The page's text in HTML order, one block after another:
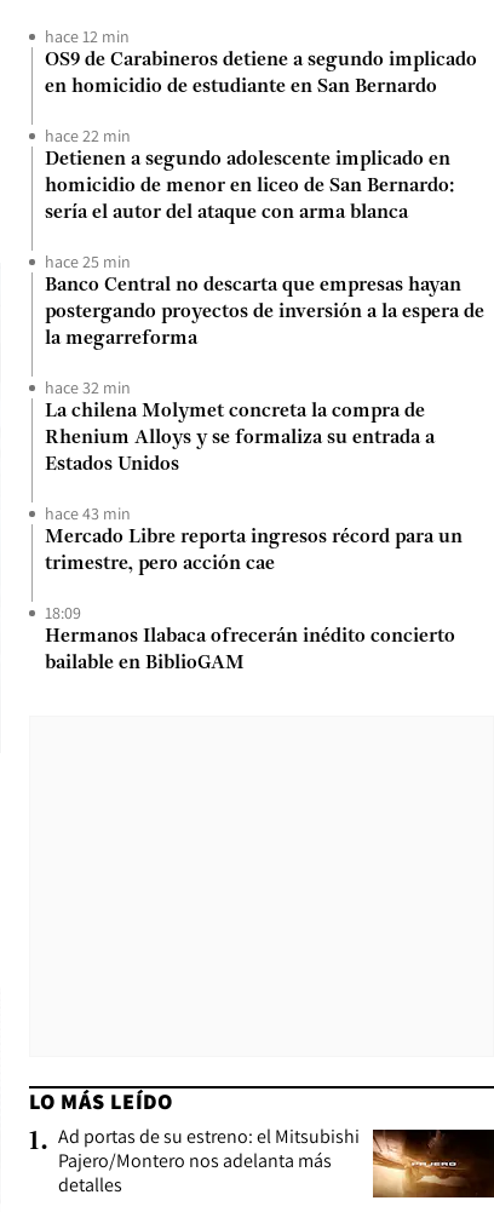
hace 12 min
OS9 de Carabineros detiene a segundo implicado
en homicidio de estudiante en San Bernardo
hace 22 min
Detienen a segundo adolescente implicado en
homicidio de menor en liceo de San Bernardo:
sería el autor del ataque con arma blanca
hace 25 min
Banco Central no descarta que empresas hayan
postergando proyectos de inversión a la espera de
la megarreforma
hace 32 min
La chilena Molymet concreta la compra de
Rhenium Alloys y se formaliza su entrada a
Estados Unidos
hace 43 min
Mercado Libre reporta ingresos récord para un
trimestre, pero acción cae
18:09
Hermanos Ilabaca ofrecerán inédito concierto
bailable en BiblioGAM
LO MÁS LEÍDO
1. Ad portas de su estreno: el Mitsubishi
Pajero/Montero nos adelanta más
detalles